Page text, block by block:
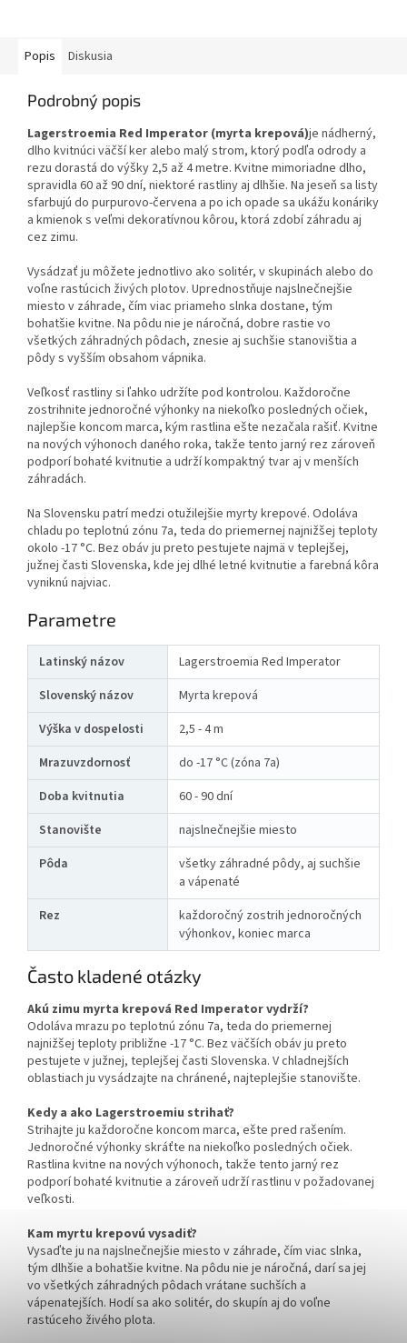
Popis Diskusia
Podrobný popis
Lagerstroemia Red Imperator (myrta krepová)je nádherný,
dlho kvitnúci väčší ker alebo malý strom, ktorý podľa odrody a
rezu dorastá do výšky 2,5 až 4 metre. Kvitne mimoriadne dlho,
spravidla 60 až 90 dní, niektoré rastliny aj dlhšie. Na jeseň sa listy
sfarbujú do purpurovo-červena a po ich opade sa ukážu konáriky
a kmienok s veľmi dekoratívnou kôrou, ktorá zdobí záhradu aj
cez zimu.
Vysádzať ju môžete jednotlivo ako solitér, v skupinách alebo do
voľne rastúcich živých plotov. Uprednostňuje najslnečnejšie
miesto v záhrade, čím viac priameho slnka dostane, tým
bohatšie kvitne. Na pôdu nie je náročná, dobre rastie vo
všetkých záhradných pôdach, znesie aj suchšie stanovištia a
pôdy s vyšším obsahom vápnika.
Veľkosť rastliny si ľahko udržíte pod kontrolou. Každoročne
zostrihnite jednoročné výhonky na niekoľko posledných očiek,
najlepšie koncom marca, kým rastlina ešte nezačala rašiť. Kvitne
na nových výhonoch daného roka, takže tento jarný rez zároveň
podporí bohaté kvitnutie a udrží kompaktný tvar aj v menších
záhradách.
Na Slovensku patrí medzi otužilejšie myrty krepové. Odoláva
chladu po teplotnú zónu 7a, teda do priemernej najnižšej teploty
okolo -17 °C. Bez obáv ju preto pestujete najmä v teplejšej,
južnej časti Slovenska, kde jej dlhé letné kvitnutie a farebná kôra
vyniknú najviac.
Parametre
Latinský názov
Lagerstroemia Red Imperator
Slovenský názov
Myrta krepová
Výška v dospelosti
2,5 - 4 m
Mrazuvzdornosť
do -17 °C (zóna 7a)
Doba kvitnutia
60 - 90 dní
Stanovište
najslnečnejšie miesto
Pôda
všetky záhradné pôdy, aj suchšie
a vápenaté
Rez
každoročný zostrih jednoročných
výhonkov, koniec marca
Často kladené otázky
Akú zimu myrta krepová Red Imperator vydrží?
Odoláva mrazu po teplotnú zónu 7a, teda do priemernej
najnižšej teploty približne -17 °C. Bez väčších obáv ju preto
pestujete v južnej, teplejšej časti Slovenska. V chladnejších
oblastiach ju vysádzajte na chránené, najteplejšie stanovište.
Kedy a ako Lagerstroemiu strihať?
Strihajte ju každoročne koncom marca, ešte pred rašením.
Jednoročné výhonky skráťte na niekoľko posledných očiek.
Rastlina kvitne na nových výhonoch, takže tento jarný rez
podporí bohaté kvitnutie a zároveň udrží rastlinu v požadovanej
veľkosti.
Kam myrtu krepovú vysadiť?
Vysaďte ju na najslnečnejšie miesto v záhrade, čím viac slnka,
tým dlhšie a bohatšie kvitne. Na pôdu nie je náročná, darí sa jej
vo všetkých záhradných pôdach vrátane suchších a
vápenatejších. Hodí sa ako solitér, do skupín aj do voľne
rastúceho živého plota.